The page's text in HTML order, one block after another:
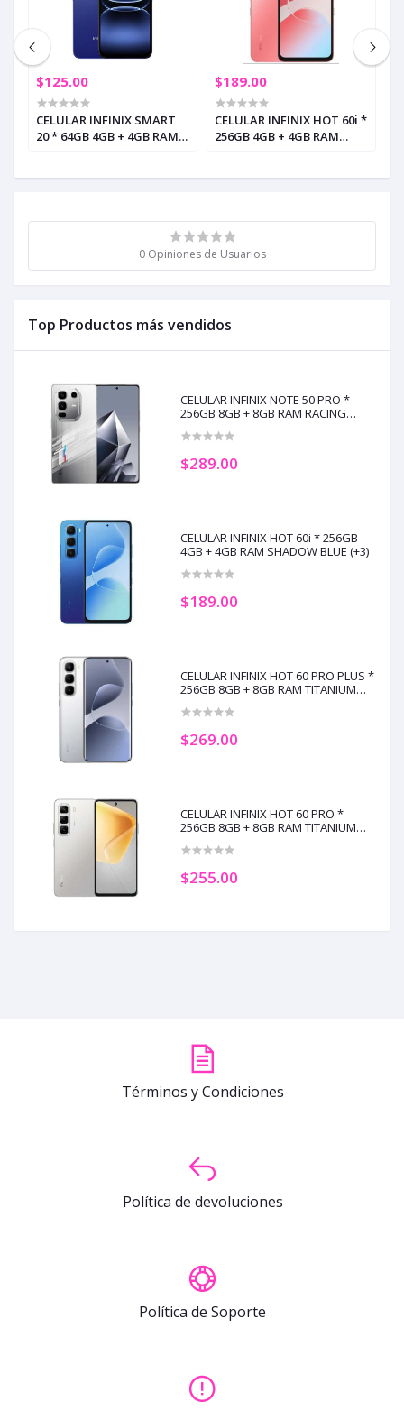
0 Opiniones de Usuarios
Top Productos más vendidos
CELULAR INFINIX NOTE 50 PRO *
256GB 8GB + 8GB RAM RACING
$289.00
CELULAR INFINIX HOT 60i * 256GB
4GB + 4GB RAM SHADOW BLUE (+3)
$189.00
CELULAR INFINIX HOT 60 PRO PLUS *
256GB 8GB + 8GB RAM TITANIUM
$269.00
CELULAR INFINIX HOT 60 PRO *
256GB 8GB + 8GB RAM TITANIUM
$255.00
$125.00
CELULAR INFINIX SMART
20 * 64GB 4GB + 4GB RAM
$189.00
CELULAR INFINIX HOT 60i *
256GB 4GB + 4GB RAM
Términos y Condiciones
Política de devoluciones
Política de Soporte